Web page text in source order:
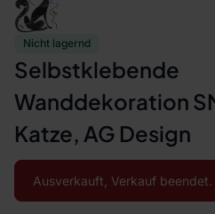
Nicht lagernd
Selbstklebende
Wanddekoration
Katze, AG Design
Ausverkauft, Verkauf beendet.